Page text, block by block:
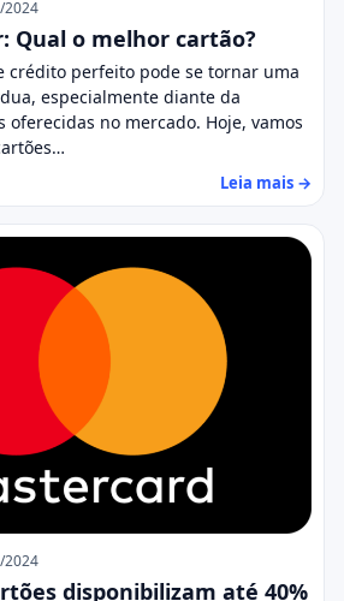
2024
Qual o melhor cartão?
crédito perfeito pode se tornar uma
especialmente diante da
oferecidas no mercado. Hoje, vamos
Leia mais →
2024
disponibilizam até 40%